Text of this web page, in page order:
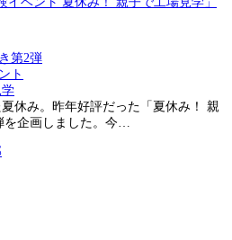
第2弾
ト
休み。昨年好評だった「夏休み！ 親
を企画しました。今…